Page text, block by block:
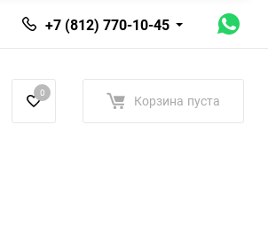
+7 (812) 770-10-45
0 Корзина пуста